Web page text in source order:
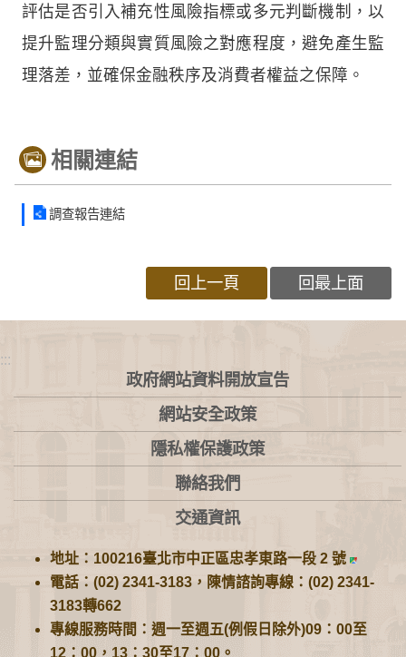
評估是否引入補充性風險指標或多元判斷機制，以
提升監理分類與實質風險之對應程度，避免產生監
理落差，並確保金融秩序及消費者權益之保障。
相關連結
調查報告連結
回上一頁 回最上面
:::
政府網站資料開放宣告
網站安全政策
隱私權保護政策
聯絡我們
交通資訊
地址：100216臺北市中正區忠孝東路一段 2 號
電話：(02) 2341-3183，陳情諮詢專線：(02) 2341-
3183轉662
專線服務時間：週一至週五(例假日除外)09：00至
12：00，13：30至17：00。